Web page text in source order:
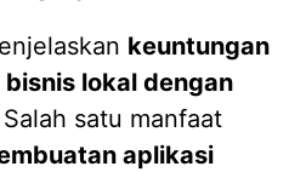
keuntungan
lokal dengan
satu manfaat
aplikasi